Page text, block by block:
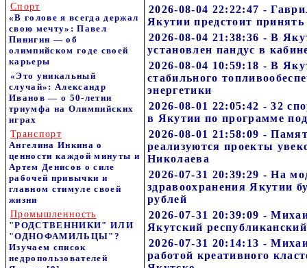
Спорт
«В голове я всегда держал
свою мечту»: Павел
Пинигин — об
олимпийском годе своей
карьеры
«Это уникальный
случай»: Александр
Иванов — о 50-летии
триумфа на Олимпийских
играх
Транспорт
Ангелина Инкина о
ценности каждой минуты и
Артем Денисов о силе
рабочей привычки и
главном стимуле своей
жизни
Промышленность
"РОДСТВЕННИКИ" ИЛИ
"ОДНОФАМИЛЬЦЫ"?
Изучаем список
недропользователей
2026-08-04 22:22:47 -
Якутии предстоит
2026-08-04 21:38:36 - В
установлен пандус в
2026-08-04 10:59:18 - В
стабильного
энергетики
2026-08-01 22:05:42 - 32
в Якутии по программе
2026-08-01 21:58:09 -
реализуются проекты
Николаева
2026-07-31 20:39:29 - На
здравоохранения Якутии
рублей
2026-07-31 20:39:09 -
Якутский
2026-07-31 20:14:13 -
работой креативного